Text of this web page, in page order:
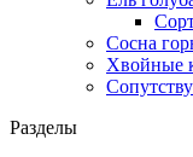
Сосна
Хвойные
Разделы